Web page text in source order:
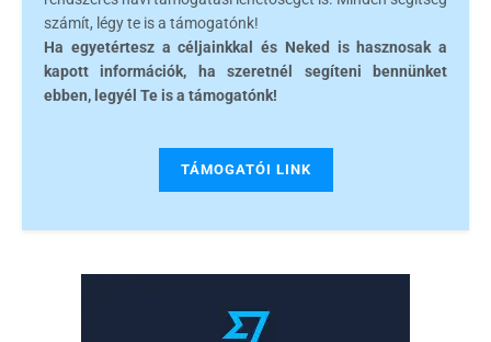
számít, légy te is a támogatónk!
Ha egyetértesz a céljainkkal és Neked is hasznosak a
kapott információk, ha szeretnél segíteni bennünket
ebben, legyél Te is a támogatónk!
TÁMOGATÓI LINK